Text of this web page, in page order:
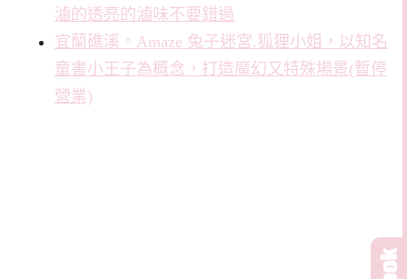
滷的透亮的滷味不要錯過
宜蘭礁溪。Amaze 兔子迷宮.狐狸小姐，以知名
童書小王子為概念，打造魔幻又特殊場景(暫停
營業)